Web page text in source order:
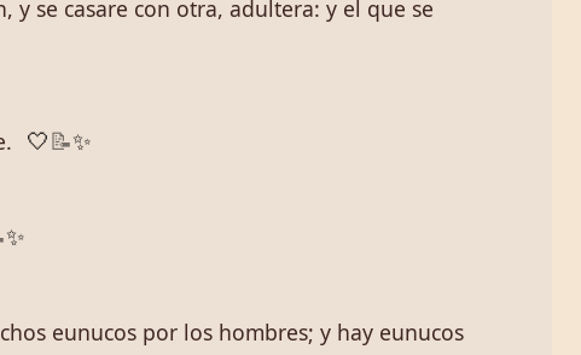
se casare con otra, adultera: y el que se
🤍 📝✨
✨
eunucos por los hombres; y hay eunucos